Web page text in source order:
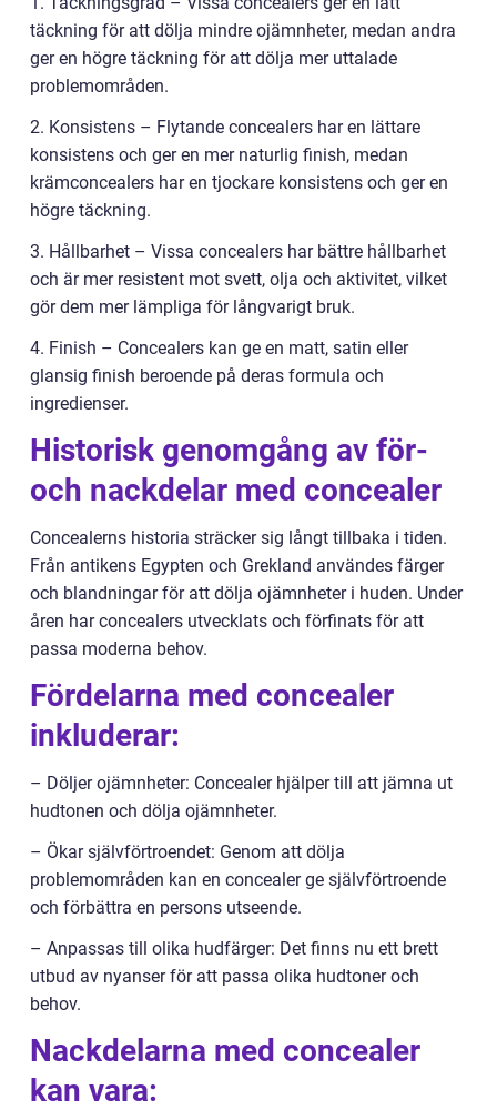
täckning för att dölja mindre ojämnheter, medan andra
ger en högre täckning för att dölja mer uttalade
problemområden.
2. Konsistens – Flytande concealers har en lättare
konsistens och ger en mer naturlig finish, medan
krämconcealers har en tjockare konsistens och ger en
högre täckning.
3. Hållbarhet – Vissa concealers har bättre hållbarhet
och är mer resistent mot svett, olja och aktivitet, vilket
gör dem mer lämpliga för långvarigt bruk.
4. Finish – Concealers kan ge en matt, satin eller
glansig finish beroende på deras formula och
ingredienser.
Historisk genomgång av för-
och nackdelar med concealer
Concealerns historia sträcker sig långt tillbaka i tiden.
Från antikens Egypten och Grekland användes färger
och blandningar för att dölja ojämnheter i huden. Under
åren har concealers utvecklats och förfinats för att
passa moderna behov.
Fördelarna med concealer
inkluderar:
– Döljer ojämnheter: Concealer hjälper till att jämna ut
hudtonen och dölja ojämnheter.
– Ökar självförtroendet: Genom att dölja
problemområden kan en concealer ge självförtroende
och förbättra en persons utseende.
– Anpassas till olika hudfärger: Det finns nu ett brett
utbud av nyanser för att passa olika hudtoner och
behov.
Nackdelarna med concealer
kan vara: